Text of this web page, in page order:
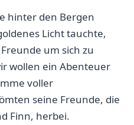
hinter den Bergen⁣
Licht ‌tauchte,
um sich zu
wollen ein Abenteuer
voller
seine Freunde, die
Finn, herbei.